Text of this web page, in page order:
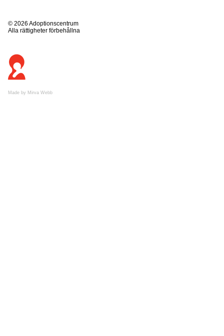
© 2026 Adoptionscentrum
Alla rättigheter förbehållna
Made by Mirva Webb